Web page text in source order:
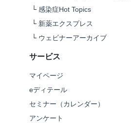
└ 感染症Hot Topics
└ 新薬エクスプレス
└ ウェビナーアーカイブ
サービス
マイページ
eディテール
セミナー（カレンダー）
アンケート